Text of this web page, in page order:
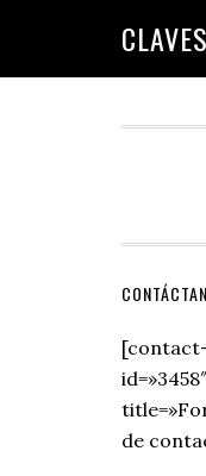
id=»3458″
de